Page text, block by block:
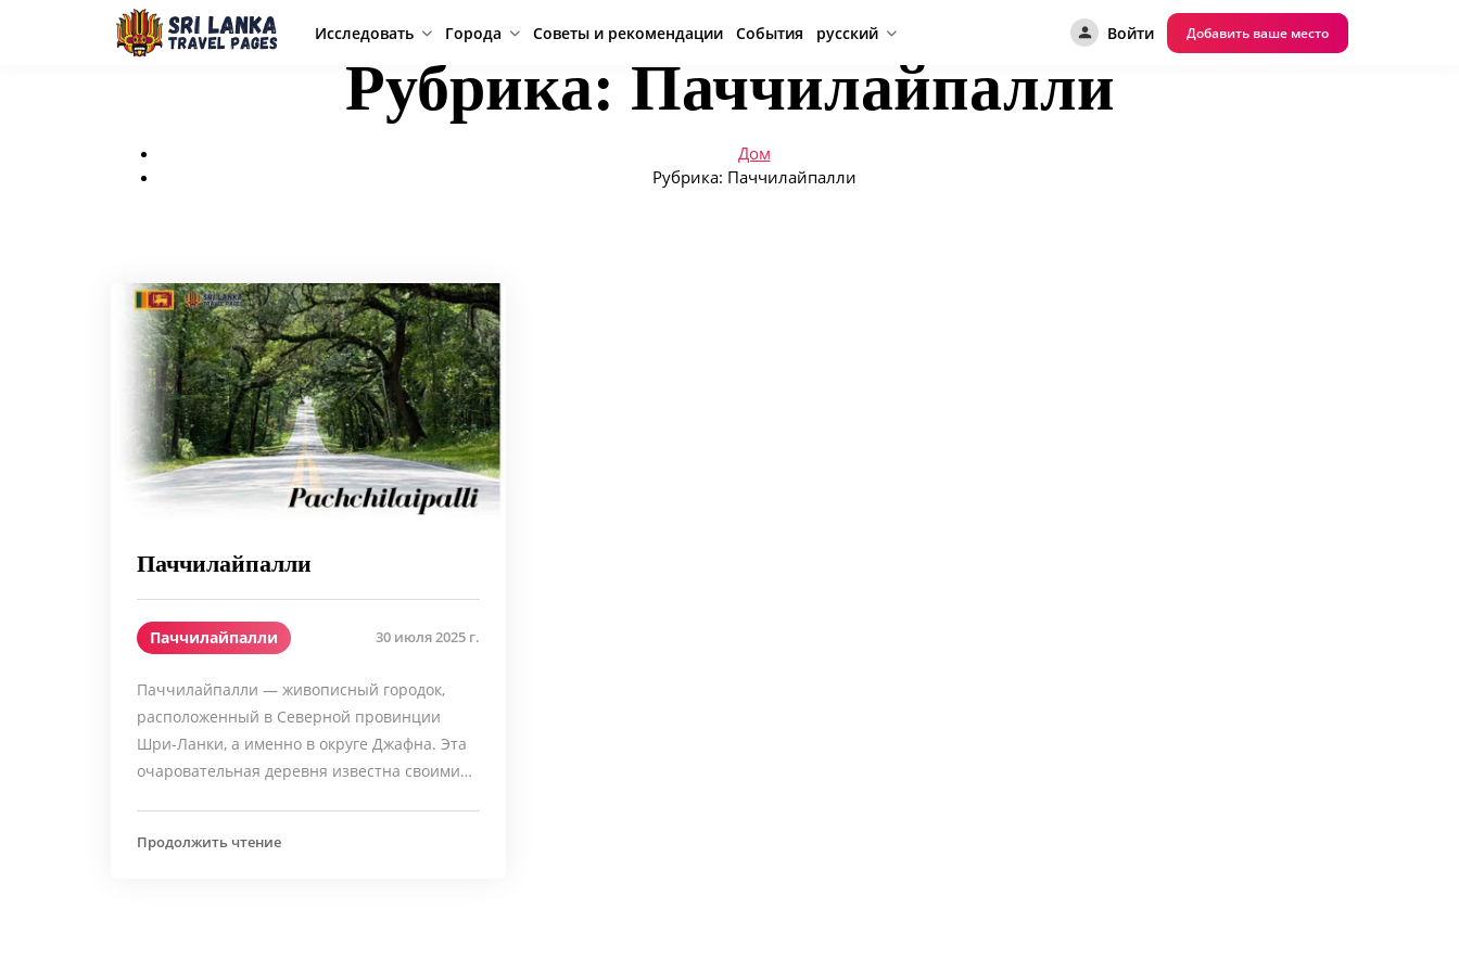
Исследовать Города Советы и рекомендации События русский Войти Добавить ваше место
Рубрика: Паччилайпалли
Дом
Рубрика: Паччилайпалли
Паччилайпалли
Паччилайпалли 30 июля 2025 г.
Паччилайпалли — живописный городок,
расположенный в Северной провинции
Шри-Ланки, а именно в округе Джафна. Эта
очаровательная деревня известна своими…
Продолжить чтение